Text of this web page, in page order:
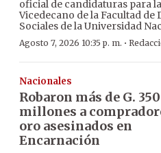
oficial de candidaturas para
Vicedecano de la Facultad de
Sociales de la Universidad
Agosto 7, 2026 10:35 p. m. ·
Nacionales
Robaron más de G. 350
millones a
oro asesinados en
Encarnación